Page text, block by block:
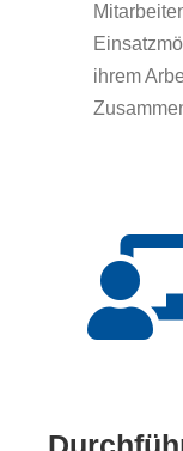
ihrem